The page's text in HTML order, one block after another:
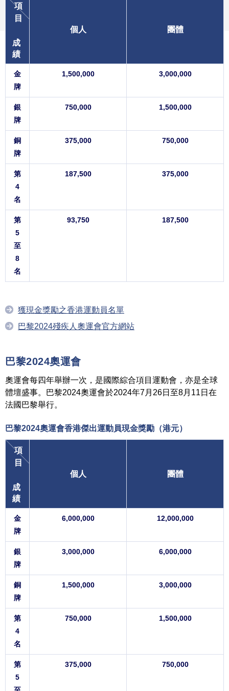
項
目
成
績
個人 團體
金
牌
1,500,000 3,000,000
銀
牌
750,000 1,500,000
銅
牌
375,000 750,000
第
4
名
187,500 375,000
第
5
至
8
名
93,750 187,500
獲現金獎勵之香港運動員名單
巴黎2024殘疾人奧運會官方網站
巴黎2024奧運會
奧運會每四年舉辦一次，是國際綜合項目運動會，亦是全球
體壇盛事。巴黎2024奧運會於2024年7月26日至8月11日在
法國巴黎舉行。
巴黎2024奧運會香港傑出運動員現金獎勵 （港元）
項
目
成
績
個人 團體
金
牌
6,000,000 12,000,000
銀
牌
3,000,000 6,000,000
銅
牌
1,500,000 3,000,000
第
4
名
750,000 1,500,000
第
5
375,000 750,000